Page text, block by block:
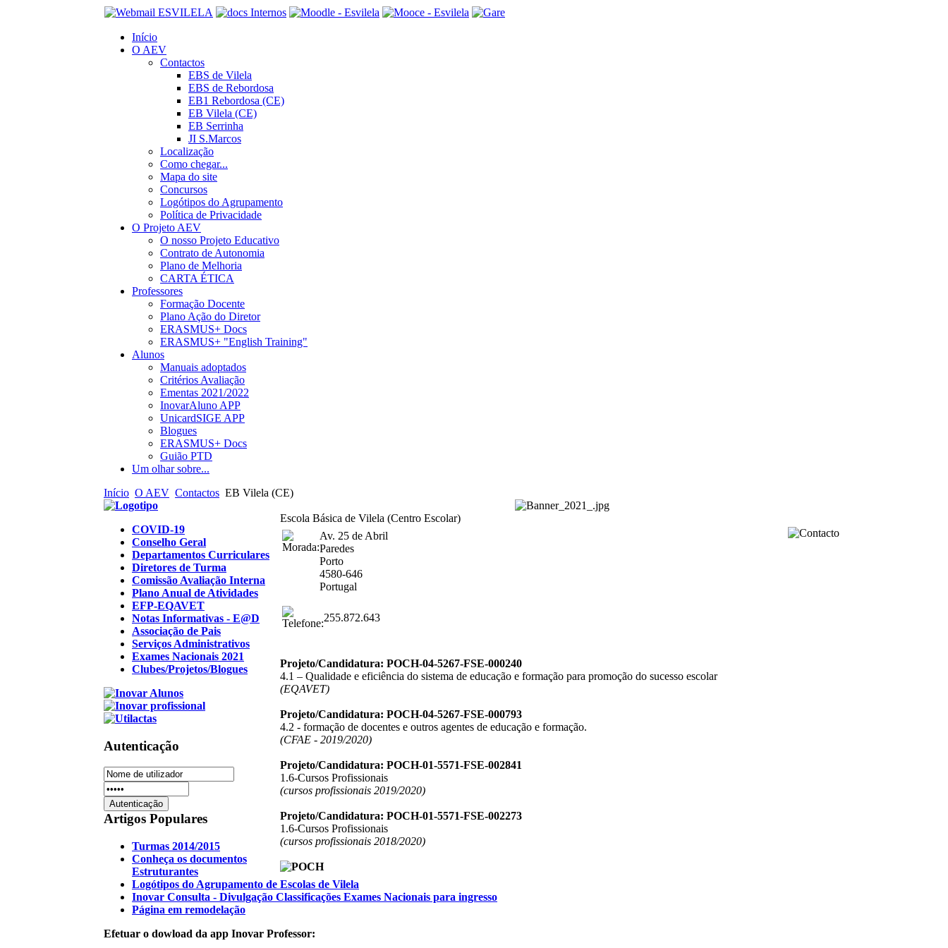
Início
O AEV
Contactos
EBS de Vilela
EBS de Rebordosa
EB1 Rebordosa (CE)
EB Vilela (CE)
EB Serrinha
JI S.Marcos
Localização
Como chegar...
Mapa do site
Concursos
Logótipos do Agrupamento
Política de Privacidade
O Projeto AEV
O nosso Projeto Educativo
Contrato de Autonomia
Plano de Melhoria
CARTA ÉTICA
Professores
Formação Docente
Plano Ação do Diretor
ERASMUS+ Docs
ERASMUS+ "English Training"
Alunos
Manuais adoptados
Critérios Avaliação
Ementas 2021/2022
InovarAluno APP
UnicardSIGE APP
Blogues
ERASMUS+ Docs
Guião PTD
Um olhar sobre...
Início O AEV Contactos EB Vilela (CE)
Escola Básica de Vilela (Centro Escolar)
Av. 25 de Abril
Paredes
Porto
4580-646
Portugal
255.872.643
Projeto/Candidatura: POCH-04-5267-FSE-000240
4.1 – Qualidade e eficiência do sistema de educação e formação para promoção do sucesso escolar
(EQAVET)
Projeto/Candidatura: POCH-04-5267-FSE-000793
4.2 - formação de docentes e outros agentes de educação e formação.
(CFAE - 2019/2020)
Projeto/Candidatura: POCH-01-5571-FSE-002841
1.6-Cursos Profissionais
(cursos profissionais 2019/2020)
Projeto/Candidatura: POCH-01-5571-FSE-002273
1.6-Cursos Profissionais
(cursos profissionais 2018/2020)
COVID-19
Conselho Geral
Departamentos Curriculares
Diretores de Turma
Comissão Avaliação Interna
Plano Anual de Atividades
EFP-EQAVET
Notas Informativas - E@D
Associação de Pais
Serviços Administrativos
Exames Nacionais 2021
Clubes/Projetos/Blogues
Autenticação
Artigos Populares
Turmas 2014/2015
Conheça os documentos
Estruturantes
Logótipos do Agrupamento de Escolas de Vilela
Inovar Consulta - Divulgação Classificações Exames Nacionais para ingresso
Página em remodelação
Efetuar o dowload da app Inovar Professor: